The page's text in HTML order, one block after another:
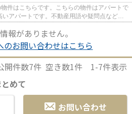
件はこちらです。こちらの物件はアパートで
アパートです。不動産用語や疑問点など、
報がありません。
のお問い合わせはこちら
開件数7件 空き数1件 1-7件表示
めて
お問い合わせ